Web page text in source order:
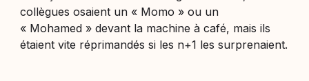
collègues osaient un « Momo » ou un
« Mohamed » devant la machine à café, mais ils
étaient vite réprimandés si les n+1 les surprenaient.